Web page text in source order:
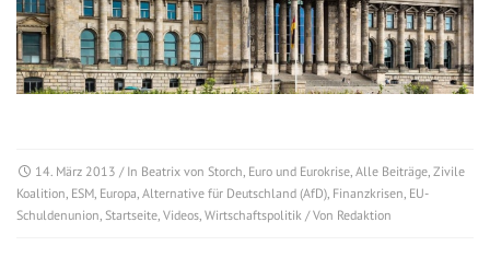
14. März 2013 / In Beatrix von Storch, Euro und Eurokrise, Alle Beiträge, Zivile
Koalition, ESM, Europa, Alternative für Deutschland (AfD), Finanzkrisen, EU-
Schuldenunion, Startseite, Videos, Wirtschaftspolitik / Von Redaktion